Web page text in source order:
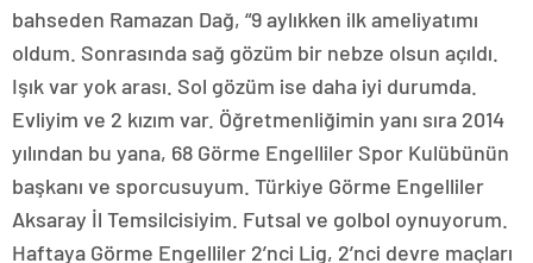
bahseden Ramazan Dağ, “9 aylıkken ilk ameliyatımı
oldum. Sonrasında sağ gözüm bir nebze olsun açıldı.
Işık var yok arası. Sol gözüm ise daha iyi durumda.
Evliyim ve 2 kızım var. Öğretmenliğimin yanı sıra 2014
yılından bu yana, 68 Görme Engelliler Spor Kulübünün
başkanı ve sporcusuyum. Türkiye Görme Engelliler
Aksaray İl Temsilcisiyim. Futsal ve golbol oynuyorum.
Haftaya Görme Engelliler 2’nci Lig, 2’nci devre maçları